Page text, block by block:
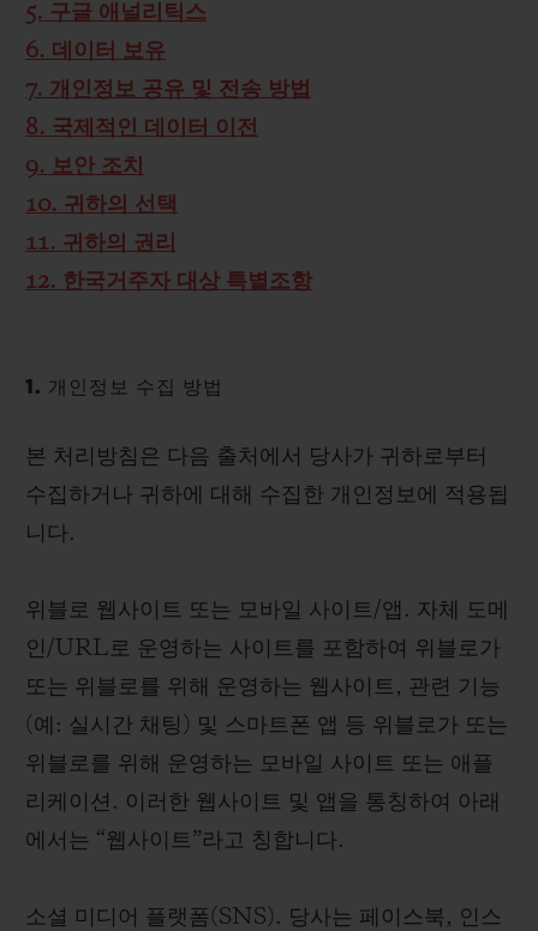
5. 구글 애널리틱스
6. 데이터 보유
7. 개인정보 공유 및 전송 방법
8. 국제적인 데이터 이전
9. 보안 조치
10. 귀하의 선택
11. 귀하의 권리
12. 한국거주자 대상 특별조항
1. 개인정보 수집 방법
본 처리방침은 다음 출처에서 당사가 귀하로부터
수집하거나 귀하에 대해 수집한 개인정보에 적용됩
니다.
위블로 웹사이트 또는 모바일 사이트/앱. 자체 도메
인/URL로 운영하는 사이트를 포함하여 위블로가
또는 위블로를 위해 운영하는 웹사이트, 관련 기능
(예: 실시간 채팅) 및 스마트폰 앱 등 위블로가 또는
위블로를 위해 운영하는 모바일 사이트 또는 애플
리케이션. 이러한 웹사이트 및 앱을 통칭하여 아래
에서는 “웹사이트”라고 칭합니다.
소셜 미디어 플랫폼(SNS). 당사는 페이스북, 인스